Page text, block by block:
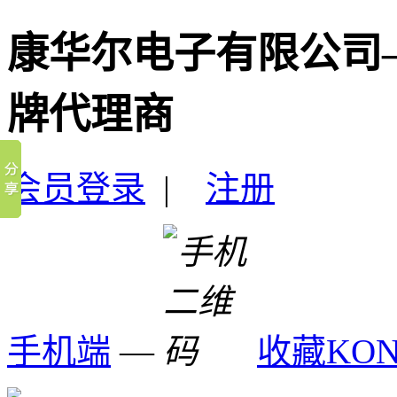
康华尔电子有限公
牌代理商
会员登录 | 注册
手机端 — 收藏